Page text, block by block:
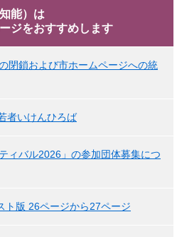
能）は
ジをおすすめします
閉鎖および市ホームページへの統
者いけんひろば
ィバル2026」の参加団体募集につ
ト版 26ページから27ページ